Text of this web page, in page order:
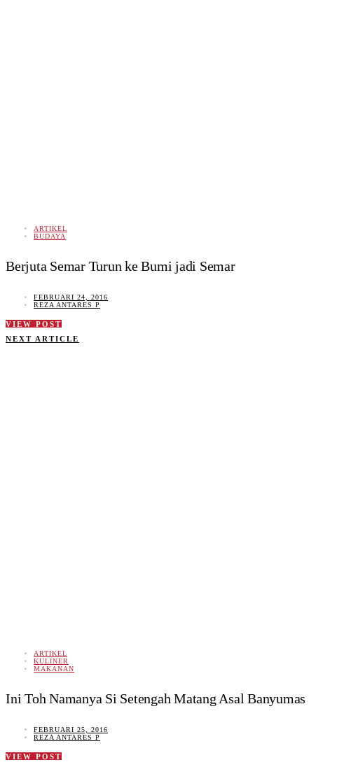
ARTIKEL
BUDAYA
Berjuta Semar Turun ke Bumi jadi Semar
FEBRUARI 24, 2016
REZA ANTARES P
VIEW POST
NEXT ARTICLE
ARTIKEL
KULINER
MAKANAN
Ini Toh Namanya Si Setengah Matang Asal Banyumas
FEBRUARI 25, 2016
REZA ANTARES P
VIEW POST